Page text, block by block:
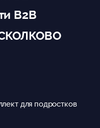
B2B
для подростков